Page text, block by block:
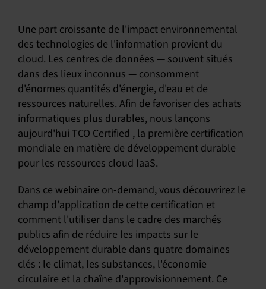
Une part croissante de l'impact environnemental
des technologies de l'information provient du
cloud. Les centres de données — souvent situés
dans des lieux inconnus — consomment
d'énormes quantités d'énergie, d'eau et de
ressources naturelles. Afin de favoriser des achats
informatiques plus durables, nous lançons
aujourd'hui TCO Certified , la première certification
mondiale en matière de développement durable
pour les ressources cloud IaaS.
Dans ce webinaire on-demand, vous découvrirez le
champ d'application de cette certification et
comment l'utiliser dans le cadre des marchés
publics afin de réduire les impacts sur le
développement durable dans quatre domaines
clés : le climat, les substances, l'économie
circulaire et la chaîne d'approvisionnement. Ce